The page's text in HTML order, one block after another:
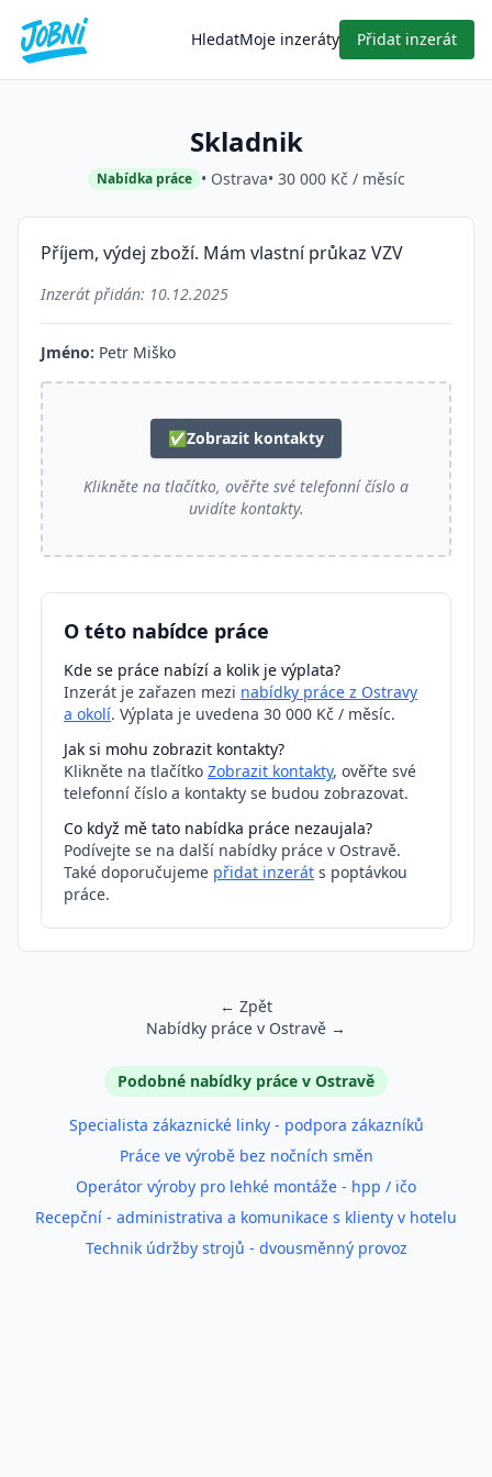
HledatMoje inzeráty Přidat inzerát
Skladnik
Nabídka práce • Ostrava• 30 000 Kč / měsíc
Příjem, výdej zboží. Mám vlastní průkaz VZV
Inzerát přidán: 10.12.2025
Jméno: Petr Miško
✅Zobrazit kontakty
Klikněte na tlačítko, ověřte své telefonní číslo a
uvidíte kontakty.
O této nabídce práce
Kde se práce nabízí a kolik je výplata?
Inzerát je zařazen mezi nabídky práce z Ostravy
a okolí. Výplata je uvedena 30 000 Kč / měsíc.
Jak si mohu zobrazit kontakty?
Klikněte na tlačítko Zobrazit kontakty, ověřte své
telefonní číslo a kontakty se budou zobrazovat.
Co když mě tato nabídka práce nezaujala?
Podívejte se na další nabídky práce v Ostravě.
Také doporučujeme přidat inzerát s poptávkou
práce.
← Zpět
Nabídky práce v Ostravě →
Podobné inzerátyPodobné nabídky práce v Ostravě
Specialista zákaznické linky - podpora zákazníků
Práce ve výrobě bez nočních směn
Operátor výroby pro lehké montáže - hpp / ičo
Recepční - administrativa a komunikace s klienty v hotelu
Technik údržby strojů - dvousměnný provoz